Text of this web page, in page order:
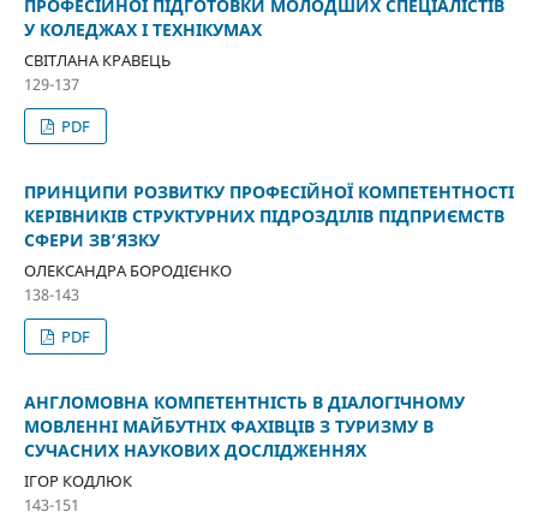
ПРОФЕСІЙНОЇ ПІДГОТОВКИ МОЛОДШИХ СПЕЦІАЛІСТІВ
У КОЛЕДЖАХ І ТЕХНІКУМАХ
СВІТЛАНА КРАВЕЦЬ
129-137
PDF
ПРИНЦИПИ РОЗВИТКУ ПРОФЕСІЙНОЇ КОМПЕТЕНТНОСТІ
КЕРІВНИКІВ СТРУКТУРНИХ ПІДРОЗДІЛІВ ПІДПРИЄМСТВ
СФЕРИ ЗВ’ЯЗКУ
ОЛЕКСАНДРА БОРОДІЄНКО
138-143
PDF
АНГЛОМОВНА КОМПЕТЕНТНІСТЬ В ДІАЛОГІЧНОМУ
МОВЛЕННІ МАЙБУТНІХ ФАХІВЦІВ З ТУРИЗМУ В
СУЧАСНИХ НАУКОВИХ ДОСЛІДЖЕННЯХ
ІГОР КОДЛЮК
143-151